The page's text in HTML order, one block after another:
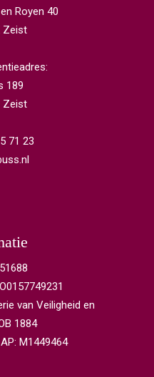
Royen 40
Zeist
189
Zeist
71 23
van Veiligheid en
1884
M1449464